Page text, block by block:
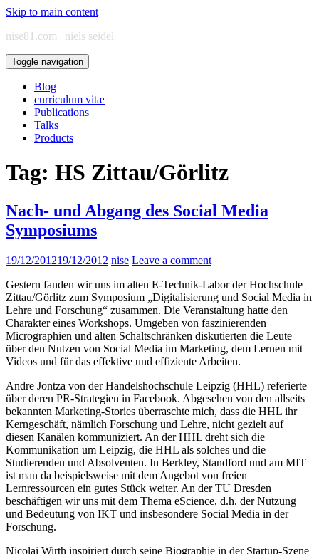
Skip to main content
nise81.com | niels seidel
Toggle navigation
Blog
curriculum vitæ
Publications
Talks
Products
Tag: HS Zittau/Görlitz
Nach- und Abgang des Social Media
Symposiums
19/12/201219/12/2012 nise Leave a comment
Gestern fanden wir uns im alten E-Technik-Labor der Hochschule
Zittau/Görlitz zum Symposium „Digitalisierung und Social Media in
Lehre und Forschung“ zusammen. Die Veranstaltung hatte den
Charakter eines Workshops. Umgeben von faszinierenden
Micrographien und alten Schaltschränken diskutierten die Leute
über den Nutzen von Social Media im Marketing, dem Lernen mit
Videos und für das effektive und effiziente Arbeiten.
Andre Jontza von der Handelshochschule Leipzig (HHL) referierte
über deren PR-Strategien in Facebook. Abgesehen von den allseits
bekannten Marketing-Stories überraschte mich, dass die HHL ihr
Kerngeschäft, nämlich Forschung und Lehre, nicht gezielt auf
diesen Kanälen kommuniziert. An der HHL dreht sich die
Kommunikation um Leipzig, die HHL als solches und die
Studierenden und Absolventen. In Berkley, Standford und am MIT
ist man da beispielsweise mit dem Angebot von freien
Lernressourcen ein gutes Stück weiter. An der TU Dresden
beschäftigen wir uns mit dem Thema eScience, d.h. der Nutzung
und Bedeutung von IKT und insbesondere Social Media in der
Forschung.
Nicolai Wirth inspiriert durch seine Biographie in der Startup-Szene